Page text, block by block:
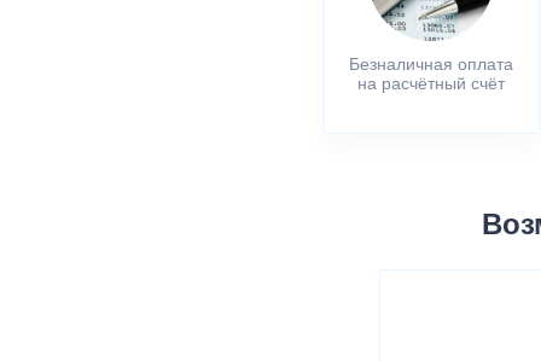
Безналичная оплата
на расчётный счёт